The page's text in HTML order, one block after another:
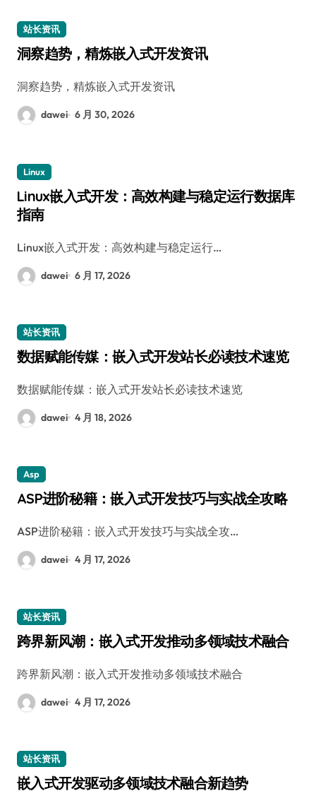
站长资讯
洞察趋势，精炼嵌入式开发资讯
洞察趋势，精炼嵌入式开发资讯
dawei 6 月 30, 2026
Linux
Linux嵌入式开发：高效构建与稳定运行数据库
指南
Linux嵌入式开发：高效构建与稳定运行…
dawei 6 月 17, 2026
站长资讯
数据赋能传媒：嵌入式开发站长必读技术速览
数据赋能传媒：嵌入式开发站长必读技术速览
dawei 4 月 18, 2026
Asp
ASP进阶秘籍：嵌入式开发技巧与实战全攻略
ASP进阶秘籍：嵌入式开发技巧与实战全攻…
dawei 4 月 17, 2026
站长资讯
跨界新风潮：嵌入式开发推动多领域技术融合
跨界新风潮：嵌入式开发推动多领域技术融合
dawei 4 月 17, 2026
站长资讯
嵌入式开发驱动多领域技术融合新趋势